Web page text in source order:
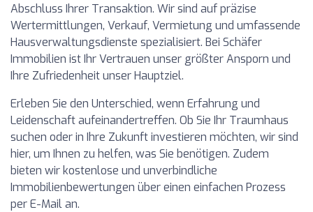
Abschluss Ihrer Transaktion. Wir sind auf präzise
Wertermittlungen, Verkauf, Vermietung und umfassende
Hausverwaltungsdienste spezialisiert. Bei Schäfer
Immobilien ist Ihr Vertrauen unser größter Ansporn und
Ihre Zufriedenheit unser Hauptziel.
Erleben Sie den Unterschied, wenn Erfahrung und
Leidenschaft aufeinandertreffen. Ob Sie Ihr Traumhaus
suchen oder in Ihre Zukunft investieren möchten, wir sind
hier, um Ihnen zu helfen, was Sie benötigen. Zudem
bieten wir kostenlose und unverbindliche
Immobilienbewertungen über einen einfachen Prozess
per E-Mail an.